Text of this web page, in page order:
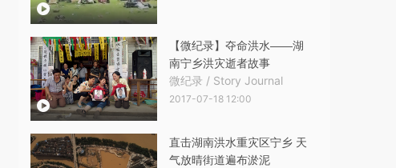
【微纪录】夺命洪水——湖
南宁乡洪灾逝者故事
微纪录 / Story Journal
2017-07-18 12:00
直击湖南洪水重灾区宁乡 天
气放晴街道遍布淤泥